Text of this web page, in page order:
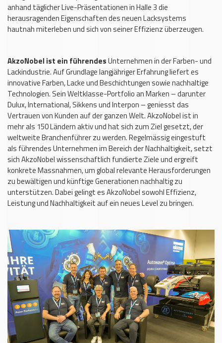
anhand täglicher Live-Präsentationen in Halle 3 die
herausragenden Eigenschaften des neuen Lacksystems
hautnah miterleben und sich von seiner Effizienz überzeugen.
AkzoNobel ist ein führendesUnternehmen in der Farben- und
Lackindustrie. Auf Grundlage langjähriger Erfahrung liefert es
innovative Farben, Lacke und Beschichtungen sowie nachhaltige
Technologien. Sein Weltklasse-Portfolio an Marken – darunter
Dulux, International, Sikkens und Interpon – geniesst das
Vertrauen von Kunden auf der ganzen Welt. AkzoNobel ist in
mehr als 150 Ländern aktiv und hat sich zum Ziel gesetzt, der
weltweite Branchenführer zu werden. Regelmässig eingestuft
als führendes Unternehmen im Bereich der Nachhaltigkeit, setzt
sich AkzoNobel wissenschaftlich fundierte Ziele und ergreift
konkrete Massnahmen, um global relevante Herausforderungen
zu bewältigen und künftige Generationen nachhaltig zu
unterstützen. Dabei gelingt es AkzoNobel sowohl Effizienz,
Leistung und Nachhaltigkeit auf ein neues Level zu bringen.